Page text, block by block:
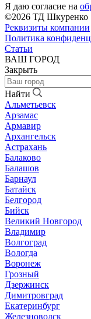
Я даю согласие на
©2026 ТД Шкуренко
Реквизиты компании
Политика
Статьи
ВАШ ГОРОД
Закрыть
Найти
Альметьевск
Арзамас
Армавир
Архангельск
Астрахань
Балаково
Балашов
Барнаул
Батайск
Белгород
Бийск
Великий Новгород
Владимир
Волгоград
Вологда
Воронеж
Грозный
Дзержинск
Димитровград
Екатеринбург
Железноводск